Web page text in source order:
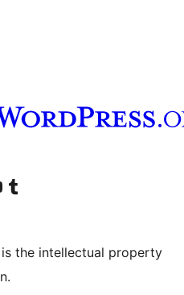
TikTokcanal de YouTube
Visita nuestra cuenta de Tumblr
the intellectual property